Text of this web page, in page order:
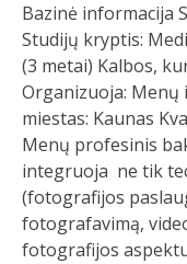
Bazinė informacija
Studijų kryptis:
(3 metai) Kalbos,
Organizuoja:
miestas: Kaunas
Menų profesinis
integruoja ne tik
(fotografijos
fotografavimą,
fotografijos